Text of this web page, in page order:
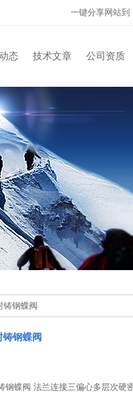
一键分享网站到
态 技术文章 公司资质
铸钢蝶阀
钢蝶阀
钢蝶阀 法兰连接三偏心多层次硬